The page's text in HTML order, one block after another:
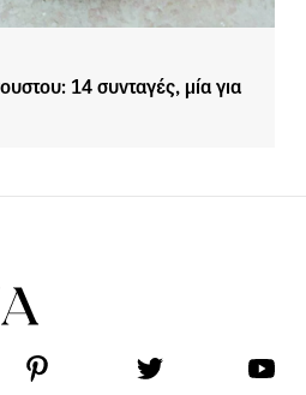
14 συνταγές, μία για